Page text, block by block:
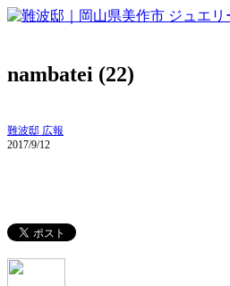
nambatei (22)
難波邸 広報
2017/9/12